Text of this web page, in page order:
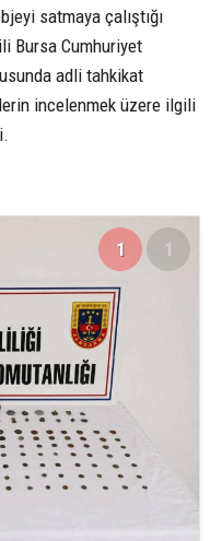
satmaya çalıştığı
Bursa Cumhuriyet
adli tahkikat
incelenmek üzere ilgili
1 1